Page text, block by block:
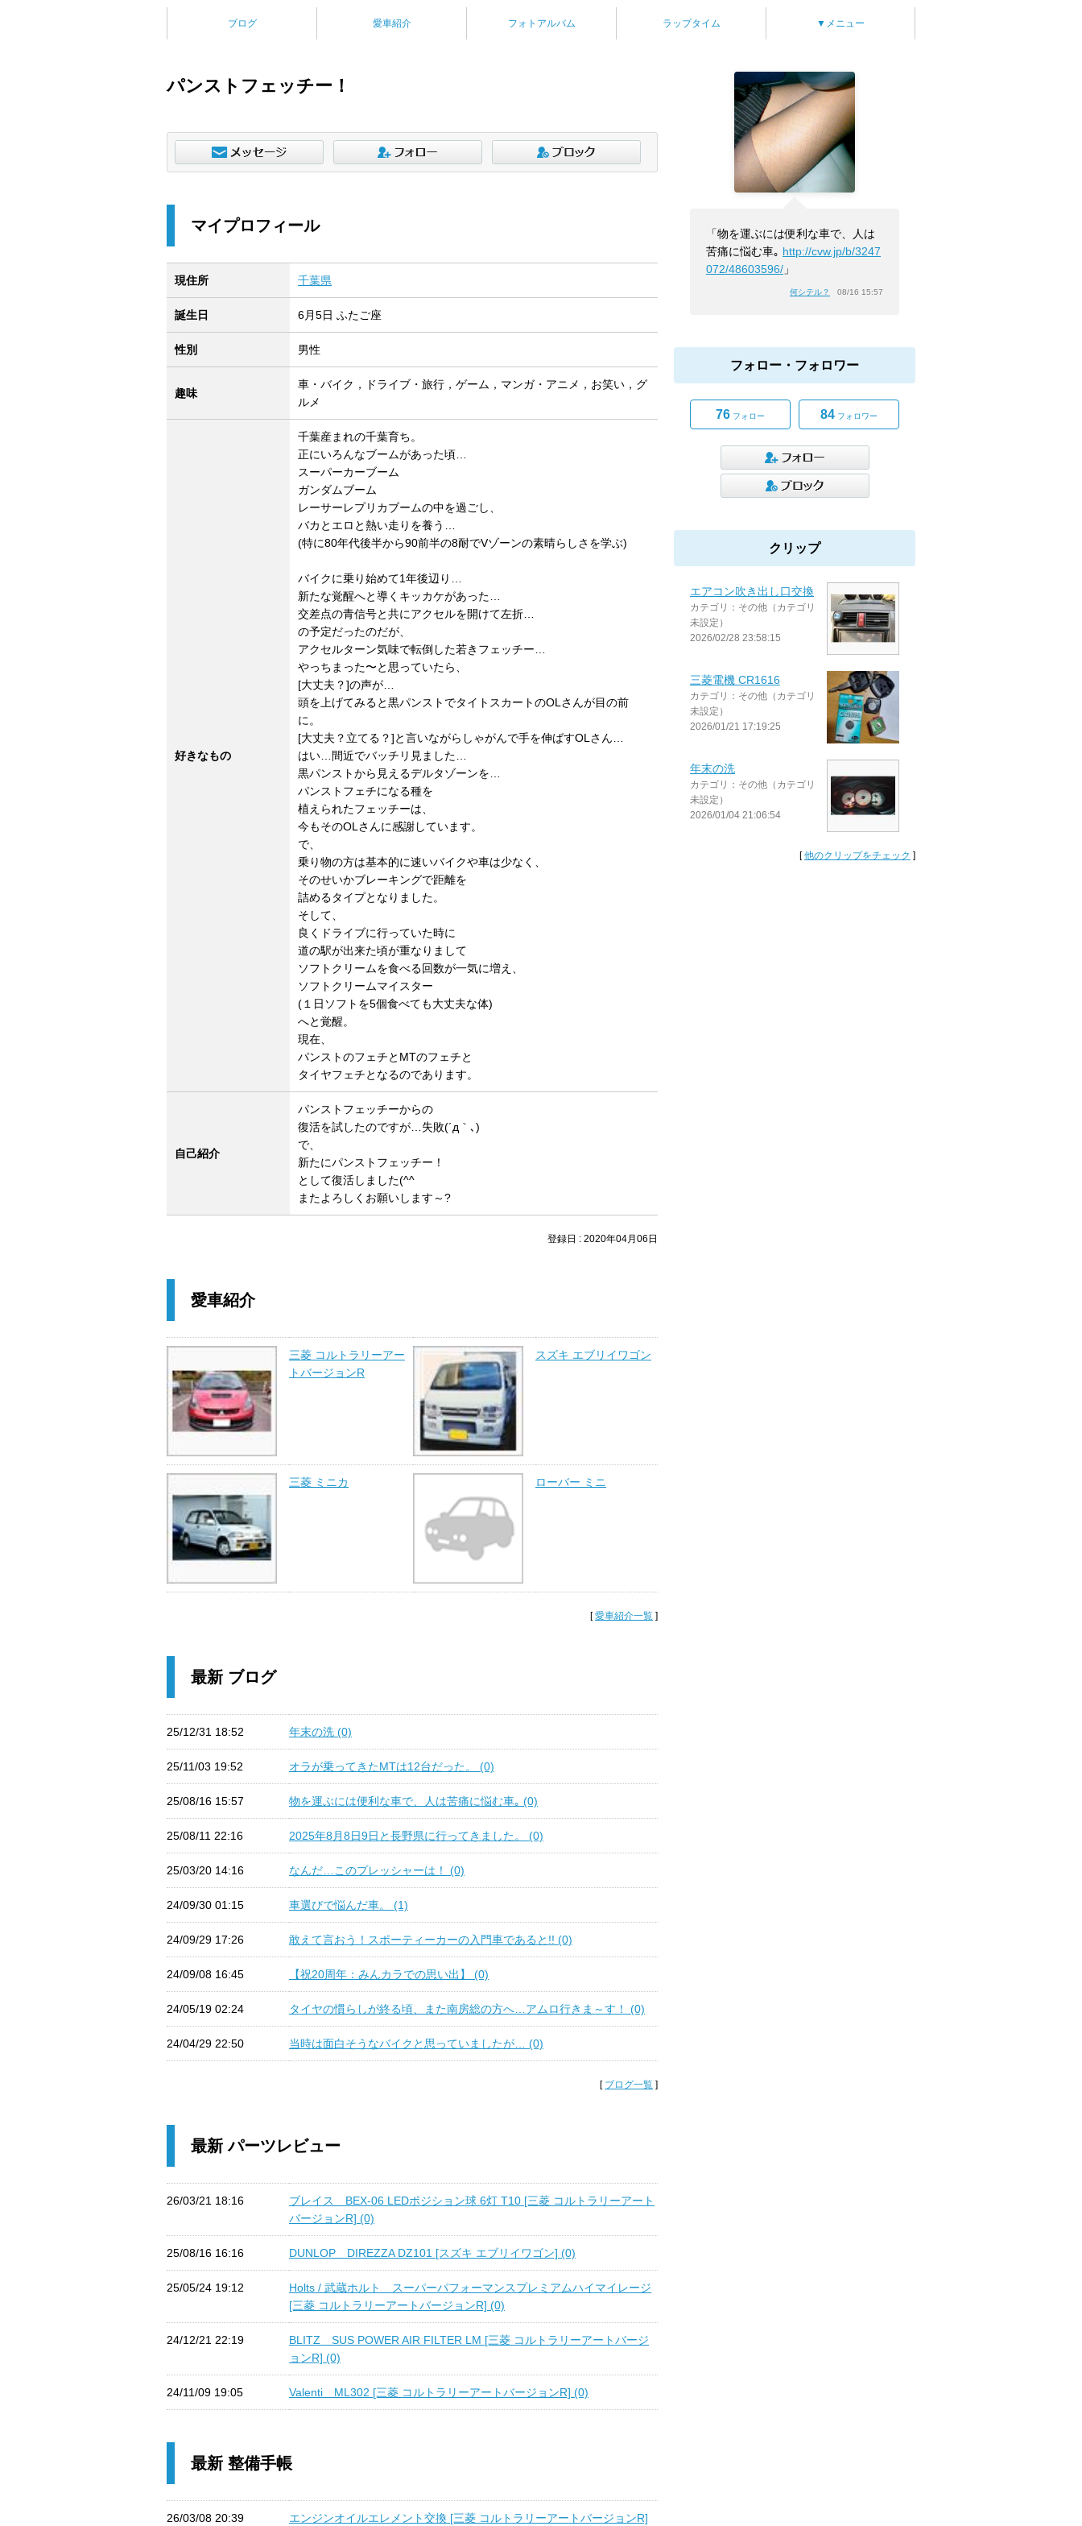
ブログ 愛車紹介 フォトアルバム ラップタイム ▼メニュー
パンストフェッチー！
「物を運ぶには便利な車で、人は
苦痛に悩む車｡ http://cvw.jp/b/3247
072/48603596/ 」
何シテル？ 08/16 15:57
フォロー・フォロワー
76 フォロー 84 フォロワー
クリップ
エアコン吹き出し口交換
カテゴリ：その他（カテゴリ
未設定）
2026/02/28 23:58:15
三菱電機 CR1616
カテゴリ：その他（カテゴリ
未設定）
2026/01/21 17:19:25
年末の洗
カテゴリ：その他（カテゴリ
未設定）
2026/01/04 21:06:54
[他のクリップをチェック ]
マイプロフィール
現住所 千葉県
誕生日 6月5日 ふたご座
性別 男性
趣味
車・バイク，ドライブ・旅行，ゲーム，マンガ・アニメ，お笑い，グ
ルメ
好きなもの
千葉産まれの千葉育ち。
正にいろんなブームがあった頃…
スーパーカーブーム
ガンダムブーム
レーサーレプリカブームの中を過ごし、
バカとエロと熱い走りを養う…
(特に80年代後半から90前半の8耐でVゾーンの素晴らしさを学ぶ)
バイクに乗り始めて1年後辺り…
新たな覚醒へと導くキッカケがあった…
交差点の青信号と共にアクセルを開けて左折…
の予定だったのだが、
アクセルターン気味で転倒した若きフェッチー…
やっちまった〜と思っていたら、
[大丈夫？]の声が…
頭を上げてみると黒パンストでタイトスカートのOLさんが目の前
に。
[大丈夫？立てる？]と言いながらしゃがんで手を伸ばすOLさん…
はい…間近でバッチリ見ました…
黒パンストから見えるデルタゾーンを…
パンストフェチになる種を
植えられたフェッチーは、
今もそのOLさんに感謝しています。
で、
乗り物の方は基本的に速いバイクや車は少なく、
そのせいかブレーキングで距離を
詰めるタイプとなりました。
そして、
良くドライブに行っていた時に
道の駅が出来た頃が重なりまして
ソフトクリームを食べる回数が一気に増え、
ソフトクリームマイスター
(１日ソフトを5個食べても大丈夫な体)
へと覚醒。
現在、
パンストのフェチとMTのフェチと
タイヤフェチとなるのであります。
自己紹介
パンストフェッチーからの
復活を試したのですが…失敗(´д｀､)
で、
新たにパンストフェッチー！
として復活しました(^^ゞ
またよろしくお願いします～?
登録日 : 2020年04月06日
愛車紹介
三菱 コルトラリーアー
トバージョンR
スズキ エブリイワゴン
三菱 ミニカ ローバー ミニ
[愛車紹介一覧 ]
最新 ブログ
25/12/31 18:52 年末の洗 (0)
25/11/03 19:52 オラが乗ってきたMTは12台だった。 (0)
25/08/16 15:57 物を運ぶには便利な車で、人は苦痛に悩む車｡ (0)
25/08/11 22:16 2025年8月8日9日と長野県に行ってきました。 (0)
25/03/20 14:16 なんだ…このプレッシャーは！ (0)
24/09/30 01:15 車選びで悩んだ車。 (1)
24/09/29 17:26 敢えて言おう！スポーティーカーの入門車であると!! (0)
24/09/08 16:45 【祝20周年：みんカラでの思い出】 (0)
24/05/19 02:24 タイヤの慣らしが終る頃、また南房総の方へ…アムロ行きま～す！ (0)
24/04/29 22:50 当時は面白そうなバイクと思っていましたが… (0)
[ ブログ一覧 ]
最新 パーツレビュー
26/03/21 18:16
ブレイス BEX-06 LEDポジション球 6灯 T10 [三菱 コルトラリーアート
バージョンR] (0)
25/08/16 16:16 DUNLOP DIREZZA DZ101 [スズキ エブリイワゴン] (0)
25/05/24 19:12
Holts / 武蔵ホルト スーパーパフォーマンスプレミアムハイマイレージ
[三菱 コルトラリーアートバージョンR] (0)
24/12/21 22:19
BLITZ SUS POWER AIR FILTER LM [三菱 コルトラリーアートバージ
ョンR] (0)
24/11/09 19:05 Valenti ML302 [三菱 コルトラリーアートバージョンR] (0)
最新 整備手帳
26/03/08 20:39 エンジンオイルエレメント交換 [三菱 コルトラリーアートバージョンR]